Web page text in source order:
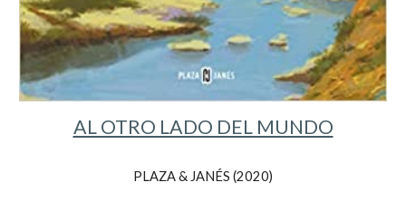
AL OTRO LADO DEL MUNDO
PLAZA & JANÉS (2020)